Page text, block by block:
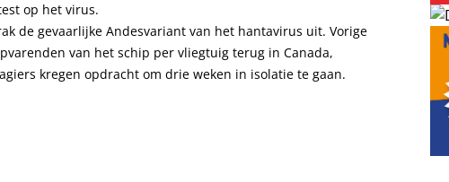
op het virus.
de gevaarlijke Andesvariant van het hantavirus uit. Vorige
van het schip per vliegtuig terug in Canada,
kregen opdracht om drie weken in isolatie te gaan.